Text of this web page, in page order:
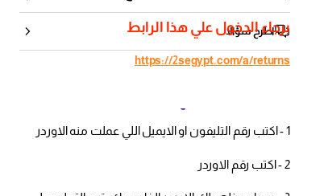
برجاء الدخول علي هذا الرابط
https://2segypt.com/a/returns
1 - اكتب رقم التليفون او الايميل اللي عملت منه الاوردر
2 - اكتب رقم الاوردر
اطرح سؤالا